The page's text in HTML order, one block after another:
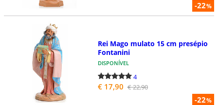
-22%
-22%
Rei Mago mulato 15 cm presépio
Fontanini
DISPONÍVEL
4
€ 17,90 € 22,90